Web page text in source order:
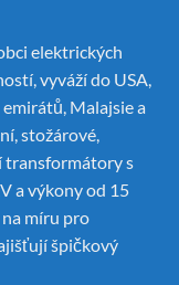
elektrických
vyváží do USA,
Malajsie a
stožárové,
transformátory s
a výkony od 15
míru pro
špičkový